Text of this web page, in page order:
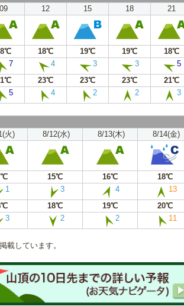
09 12 15 18 21
18℃ 19℃ 19℃
18℃
7 4 3 3 5
23℃ 23℃ 23℃
21℃
5 4 2 2 3
火) 8/12(水) 8/13(木) 8/14(金)
15℃ 16℃
18℃
1 3 4 13
18℃ 19℃
20℃
3 2 2 11
載しています。